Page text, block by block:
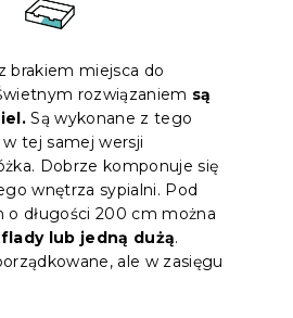
brakiem miejsca do
rozwiązaniem są
Są wykonane z tego
tej samej wersji
Dobrze komponuje się
wnętrza sypialni. Pod
o długości 200 cm można
lub jedną dużą.
ale w zasięgu